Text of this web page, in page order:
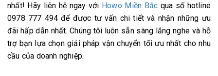
nhất! Hãy liên hệ ngay với Howo Miền Bắc qua số hotline
0978 777 494 để được tư vấn chi tiết và nhận những ưu
đãi hấp dẫn nhất. Chúng tôi luôn sẵn sàng lắng nghe và hỗ
trợ bạn lựa chọn giải pháp vận chuyển tối ưu nhất cho nhu
cầu của doanh nghiệp.